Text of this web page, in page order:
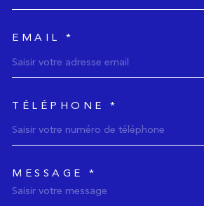
EMAIL *
TÉLÉPHONE *
MESSAGE *